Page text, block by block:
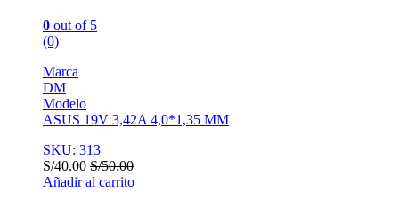
0 out of 5
(0)
Marca
DM
Modelo
ASUS 19V 3,42A 4,0*1,35 MM
SKU: 313
S/40.00 S/50.00
Añadir al carrito